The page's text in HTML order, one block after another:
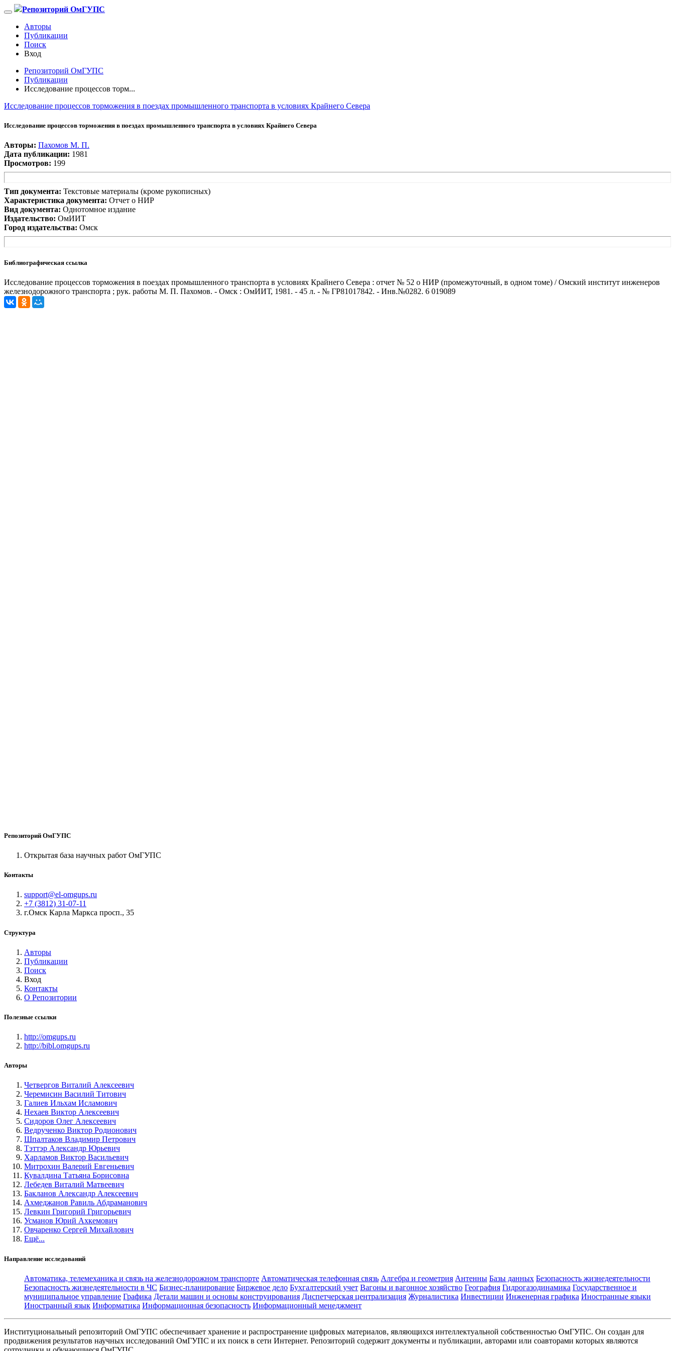
Репозиторий ОмГУПС
Авторы
Публикации
Поиск
Вход
Репозиторий ОмГУПС
Публикации
Исследование процессов торм...
Исследование процессов торможения в поездах промышленного транспорта в условиях Крайнего Севера
Исследование процессов торможения в поездах промышленного транспорта в условиях Крайнего Севера
Авторы: Пахомов М. П.
Дата публикации: 1981
Просмотров: 199
Тип документа: Текстовые материалы (кроме рукописных)
Характеристика документа: Отчет о НИР
Вид документа: Однотомное издание
Издательство: ОмИИТ
Город издательства: Омск
Библиографическая ссылка
Исследование процессов торможения в поездах промышленного транспорта в условиях Крайнего Севера : отчет № 52 о НИР (промежуточный, в одном томе) / Омский институт инженеров
железнодорожного транспорта ; рук. работы М. П. Пахомов. - Омск : ОмИИТ, 1981. - 45 л. - № ГР81017842. - Инв.№0282. 6 019089
Репозиторий ОмГУПС
Открытая база научных работ ОмГУПС
Контакты
support@el-omgups.ru
+7 (3812) 31-07-11
г.Омск Карла Маркса просп., 35
Структура
Авторы
Публикации
Поиск
Вход
Контакты
О Репозитории
Полезные ссылки
http://omgups.ru
http://bibl.omgups.ru
Авторы
Четвергов Виталий Алексеевич
Черемисин Василий Титович
Галиев Ильхам Исламович
Нехаев Виктор Алексеевич
Сидоров Олег Алексеевич
Ведрученко Виктор Родионович
Шпалтаков Владимир Петрович
Тэттэр Александр Юрьевич
Харламов Виктор Васильевич
Митрохин Валерий Евгеньевич
Кувалдина Татьяна Борисовна
Лебедев Виталий Матвеевич
Бакланов Александр Алексеевич
Ахмеджанов Равиль Абдраманович
Левкин Григорий Григорьевич
Усманов Юрий Ахкемович
Овчаренко Сергей Михайлович
Ещё...
Направление исследований
Автоматика, телемеханика и связь на железнодорожном транспорте Автоматическая телефонная связь Алгебра и геометрия Антенны Базы данных Безопасность жизнедеятельности
Безопасность жизнедеятельности в ЧС Бизнес-планирование Биржевое дело Бухгалтерский учет Вагоны и вагонное хозяйство География Гидрогазодинамика Государственное и
муниципальное управление Графика Детали машин и основы конструирования Диспетчерская централизация Журналистика Инвестиции Инженерная графика Иностранные языки
Иностранный язык Информатика Информационная безопасность Информационный менеджмент
Институциональный репозиторий ОмГУПС обеспечивает хранение и распространение цифровых материалов, являющихся интеллектуальной собственностью ОмГУПС. Он создан для
продвижения результатов научных исследований ОмГУПС и их поиск в сети Интернет. Репозиторий содержит документы и публикации, авторами или соавторами которых являются